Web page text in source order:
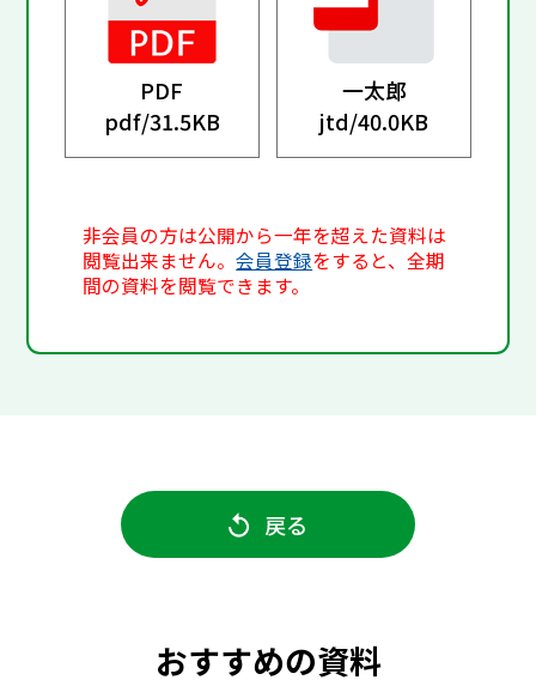
PDF
pdf/31.5KB
一太郎
jtd/40.0KB
非会員の方は公開から一年を超えた資料は
閲覧出来ません。会員登録をすると、全期
間の資料を閲覧できます。
戻る
おすすめの資料